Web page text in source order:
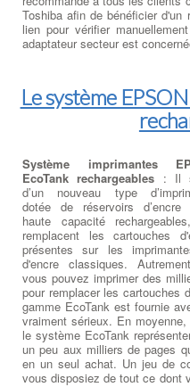
Toshiba afin de bénéficier
lien pour vérifier
adaptateur secteur est
Le système
Système imprimantes
EcoTank rechargeables : Il
d’un nouveau type
dotée de réservoirs d’encre
haute capacité
remplacent les cartouches
présentes sur les
d'encre classiques.
vous pouvez imprimer des
pour remplacer les cartouches
gamme EcoTank est fournie
vraiment sérieux. En
le système EcoTank
un peu aux milliers de pages
en un seul achat. Un jeu de
vous disposiez de tout ce dont